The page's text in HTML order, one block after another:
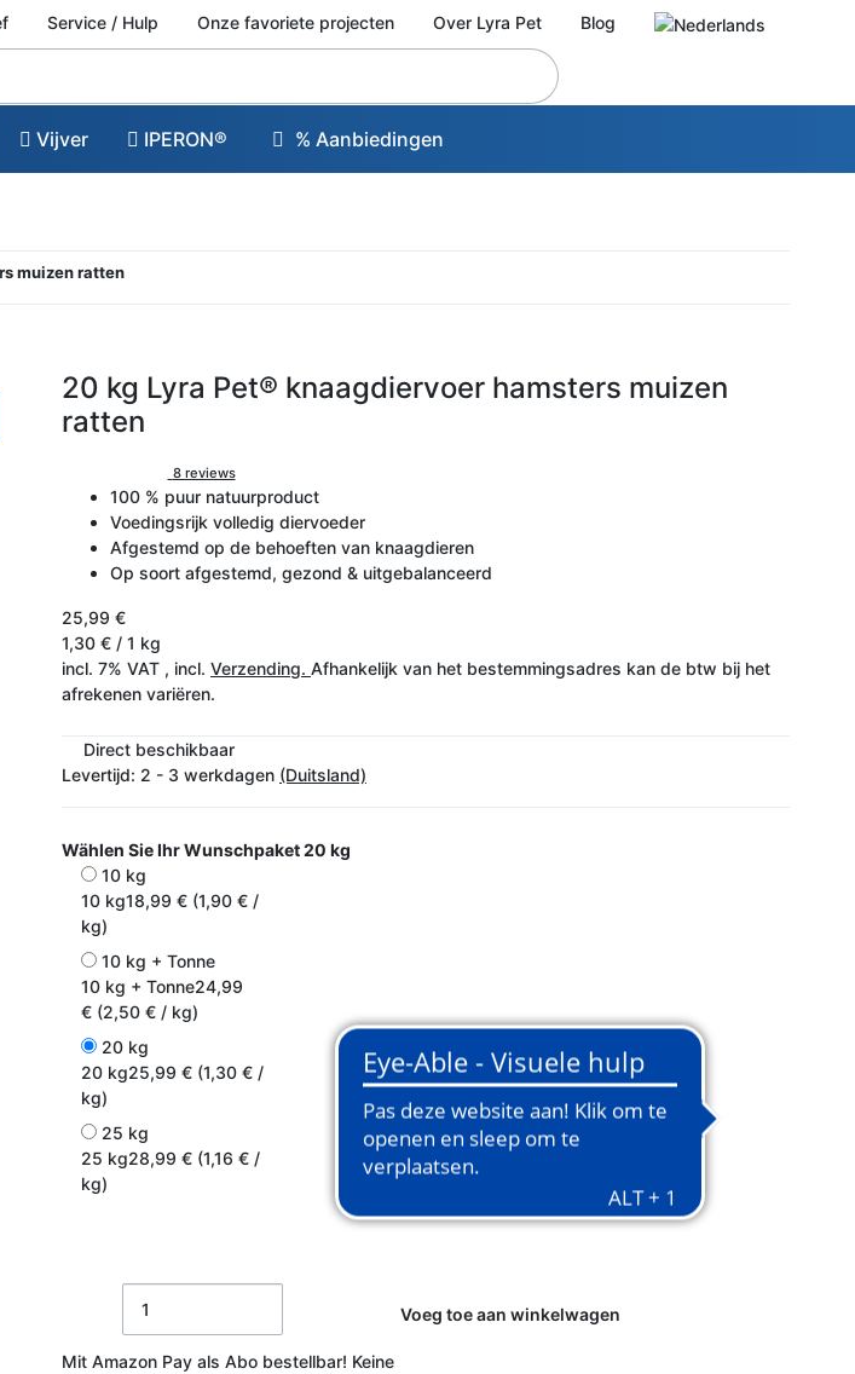
Service / Hulp Onze favoriete projecten Over Lyra Pet Blog
Vijver IPERON® % Aanbiedingen
muizen ratten
20 kg Lyra Pet® knaagdiervoer hamsters muizen
ratten
8 reviews
100 % puur natuurproduct
Voedingsrijk volledig diervoeder
Afgestemd op de behoeften van knaagdieren
Op soort afgestemd, gezond & uitgebalanceerd
25,99 €
1,30 € / 1 kg
incl. 7% VAT , incl. Verzending. Afhankelijk van het bestemmingsadres kan de btw bij het
afrekenen variëren.
Direct beschikbaar
Levertijd: 2 - 3 werkdagen (Duitsland)
Wählen Sie Ihr Wunschpaket20 kg
10 kg
10 kg18,99 € (1,90 € /
kg)
10 kg + Tonne
10 kg + Tonne24,99
€ (2,50 € / kg)
20 kg
20 kg25,99 € (1,30 € /
kg)
25 kg
25 kg28,99 € (1,16 € /
kg)
Voeg toe aan winkelwagen
Mit Amazon Pay als Abo bestellbar! Keine